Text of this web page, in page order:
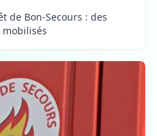
de Bon-Secours : des